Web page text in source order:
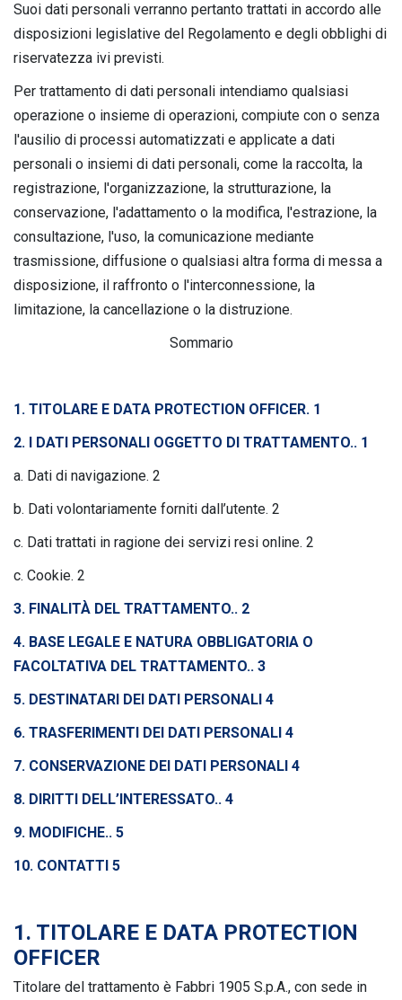
Suoi dati personali verranno pertanto trattati in accordo alle
disposizioni legislative del Regolamento e degli obblighi di
riservatezza ivi previsti.
Per trattamento di dati personali intendiamo qualsiasi
operazione o insieme di operazioni, compiute con o senza
l'ausilio di processi automatizzati e applicate a dati
personali o insiemi di dati personali, come la raccolta, la
registrazione, l'organizzazione, la strutturazione, la
conservazione, l'adattamento o la modifica, l'estrazione, la
consultazione, l'uso, la comunicazione mediante
trasmissione, diffusione o qualsiasi altra forma di messa a
disposizione, il raffronto o l'interconnessione, la
limitazione, la cancellazione o la distruzione.
Sommario
1. TITOLARE E DATA PROTECTION OFFICER. 1
2. I DATI PERSONALI OGGETTO DI TRATTAMENTO.. 1
a. Dati di navigazione. 2
b. Dati volontariamente forniti dall’utente. 2
c. Dati trattati in ragione dei servizi resi online. 2
c. Cookie. 2
3. FINALITÀ DEL TRATTAMENTO.. 2
4. BASE LEGALE E NATURA OBBLIGATORIA O
FACOLTATIVA DEL TRATTAMENTO.. 3
5. DESTINATARI DEI DATI PERSONALI 4
6. TRASFERIMENTI DEI DATI PERSONALI 4
7. CONSERVAZIONE DEI DATI PERSONALI 4
8. DIRITTI DELL’INTERESSATO.. 4
9. MODIFICHE.. 5
10. CONTATTI 5
1. TITOLARE E DATA PROTECTION
OFFICER
Titolare del trattamento è Fabbri 1905 S.p.A., con sede in